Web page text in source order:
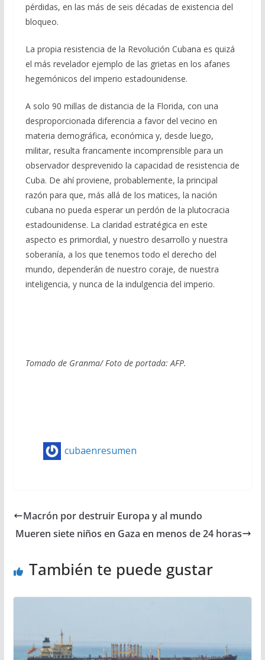
pérdidas, en las más de seis décadas de existencia del
bloqueo.
La propia resistencia de la Revolución Cubana es quizá
el más revelador ejemplo de las grietas en los afanes
hegemónicos del imperio estadounidense.
A solo 90 millas de distancia de la Florida, con una
desproporcionada diferencia a favor del vecino en
materia demográfica, económica y, desde luego,
militar, resulta francamente incomprensible para un
observador desprevenido la capacidad de resistencia de
Cuba. De ahí proviene, probablemente, la principal
razón para que, más allá de los matices, la nación
cubana no pueda esperar un perdón de la plutocracia
estadounidense. La claridad estratégica en este
aspecto es primordial, y nuestro desarrollo y nuestra
soberanía, a los que tenemos todo el derecho del
mundo, dependerán de nuestro coraje, de nuestra
inteligencia, y nunca de la indulgencia del imperio.
Tomado de Granma/ Foto de portada: AFP.
cubaenresumen
Macrón por destruir Europa y al mundo
Mueren siete niños en Gaza en menos de 24 horas
También te puede gustar